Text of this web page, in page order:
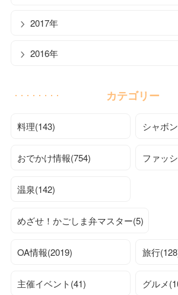
2017年
2016年
カテゴリー
料理(143) シャボ
おでかけ情報(754) ファッ
温泉(142)
めざせ！かごしま弁マスター(5)
OA情報(2019) 旅行
主催イベント(41) グルメ